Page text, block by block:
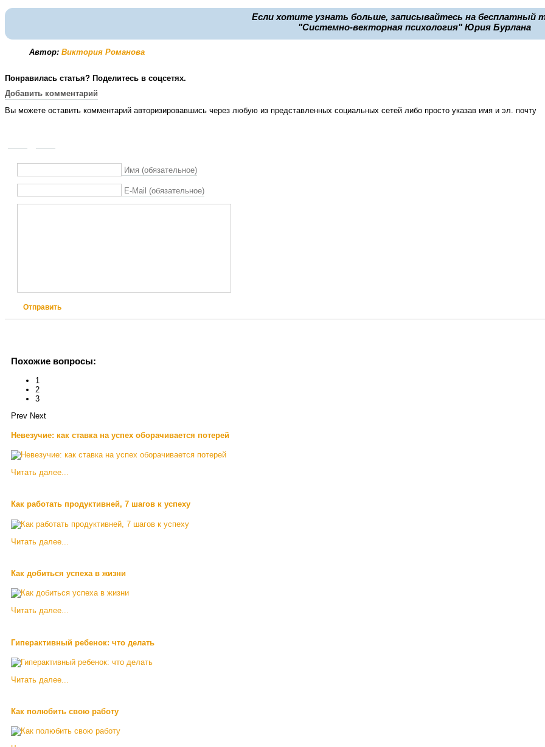
Если хотите узнать больше, записывайтесь на бесплатный
"Системно-векторная психология" Юрия Бурлана
Автор: Виктория Романова
Понравилась статья? Поделитесь в соцсетях.
Добавить комментарий
Вы можете оставить комментарий авторизировавшись через любую из представленных социальных сетей либо просто указав имя и эл. почту
Имя (обязательное)
E-Mail (обязательное)
Отправить
Похожие вопросы:
1
2
3
Prev Next
Невезучие: как ставка на успех оборачивается потерей
Читать далее...
Как работать продуктивней, 7 шагов к успеху
Читать далее...
Как добиться успеха в жизни
Читать далее...
Гиперактивный ребенок: что делать
Читать далее...
Как полюбить свою работу